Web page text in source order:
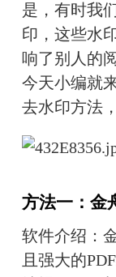
是，有时我
印，这些水
响了别人的
今天小编就
去水印方法
方法一：金
软件介绍：
且强大的